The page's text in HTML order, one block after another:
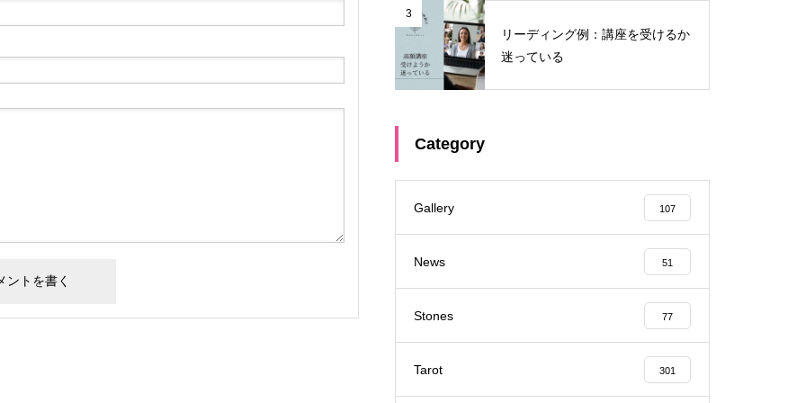
3
リーディング例：講座を受けるか
迷っている
Category
Gallery 107
News 51
Stones 77
Tarot 301